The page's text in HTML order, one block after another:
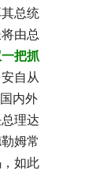
总统
由总
把抓
自从
内外
理达
姆常
如此